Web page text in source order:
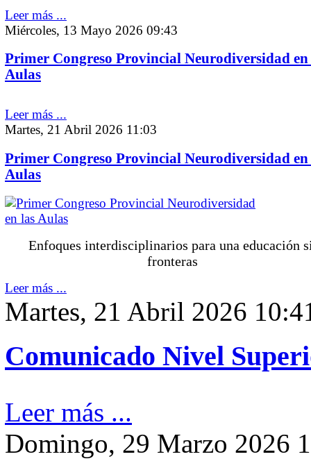
Leer más ...
Miércoles, 13 Mayo 2026 09:43
Primer Congreso Provincial Neurodiversidad en
Aulas
Leer más ...
Martes, 21 Abril 2026 11:03
Primer Congreso Provincial Neurodiversidad en
Aulas
Enfoques interdisciplinarios para una educación
fronteras
Leer más ...
Martes, 21 Abril 2026
Comunicado Nivel
Leer más ...
Domingo, 29 Marzo 2026